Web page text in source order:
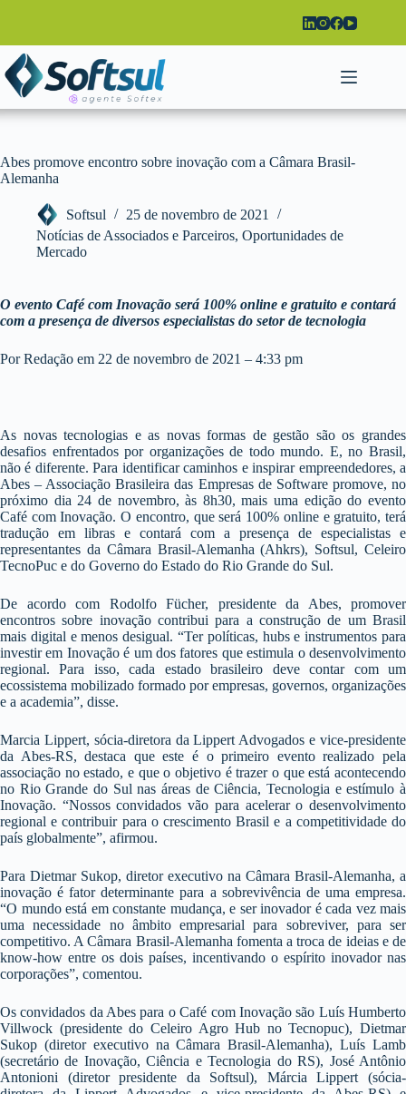
conteúdo
Abes promove encontro sobre inovação com a Câmara Brasil-
Alemanha
Softsul
25 de novembro de 2021
Notícias de Associados e Parceiros, Oportunidades de
Mercado
O evento Café com Inovação será 100% online e gratuito e contará
com a presença de diversos especialistas do setor de tecnologia
Por Redação em 22 de novembro de 2021 – 4:33 pm
As novas tecnologias e as novas formas de gestão são os grandes
desafios enfrentados por organizações de todo mundo. E, no Brasil,
não é diferente. Para identificar caminhos e inspirar empreendedores, a
Abes – Associação Brasileira das Empresas de Software promove, no
próximo dia 24 de novembro, às 8h30, mais uma edição do evento
Café com Inovação. O encontro, que será 100% online e gratuito, terá
tradução em libras e contará com a presença de especialistas e
representantes da Câmara Brasil-Alemanha (Ahkrs), Softsul, Celeiro
TecnoPuc e do Governo do Estado do Rio Grande do Sul.
De acordo com Rodolfo Fücher, presidente da Abes, promover
encontros sobre inovação contribui para a construção de um Brasil
mais digital e menos desigual. “Ter políticas, hubs e instrumentos para
investir em Inovação é um dos fatores que estimula o desenvolvimento
regional. Para isso, cada estado brasileiro deve contar com um
ecossistema mobilizado formado por empresas, governos, organizações
e a academia”, disse.
Marcia Lippert, sócia-diretora da Lippert Advogados e vice-presidente
da Abes-RS, destaca que este é o primeiro evento realizado pela
associação no estado, e que o objetivo é trazer o que está acontecendo
no Rio Grande do Sul nas áreas de Ciência, Tecnologia e estímulo à
Inovação. “Nossos convidados vão para acelerar o desenvolvimento
regional e contribuir para o crescimento Brasil e a competitividade do
país globalmente”, afirmou.
Para Dietmar Sukop, diretor executivo na Câmara Brasil-Alemanha, a
inovação é fator determinante para a sobrevivência de uma empresa.
“O mundo está em constante mudança, e ser inovador é cada vez mais
uma necessidade no âmbito empresarial para sobreviver, para ser
competitivo. A Câmara Brasil-Alemanha fomenta a troca de ideias e de
know-how entre os dois países, incentivando o espírito inovador nas
corporações”, comentou.
Os convidados da Abes para o Café com Inovação são Luís Humberto
Villwock (presidente do Celeiro Agro Hub no Tecnopuc), Dietmar
Sukop (diretor executivo na Câmara Brasil-Alemanha), Luís Lamb
(secretário de Inovação, Ciência e Tecnologia do RS), José Antônio
Antonioni (diretor presidente da Softsul), Márcia Lippert (sócia-